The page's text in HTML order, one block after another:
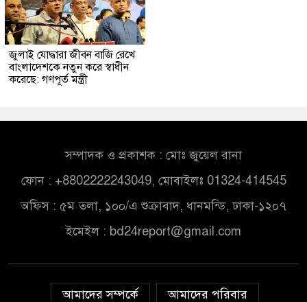
জুলাই যোদ্ধারা জীবন বাজি রেখে
বাংলাদেশকে নতুন করে স্বাধীন
করেছে: গণপূর্ত মন্ত্রী
সম্পাদক ও প্রকাশক : মোঃ জুয়েল রানা
ফোন : +8802222243049, মোবাইলঃ 01324-414545
অফিস : ৫ম তলা, ১০০/এ শুক্রাবাদ, ধানমন্ডি, ঢাকা-১২০৭
ইমেইল : bd24report@gmail.com
আমাদের সম্পর্কে আমাদের পরিবার